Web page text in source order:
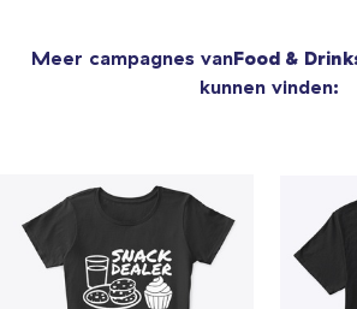
Meer campagnes vanFood &
kunnen vinden: